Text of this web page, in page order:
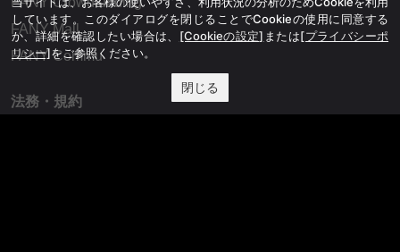
FANY Mall
FANY Commu
法務・規約
しています。このダイアログを閉じることでCookieの使用に同意する
か、詳細を確認したい場合は、 [Cookieの設定] または[プライバシーポ
リシー]をご参照ください。
閉じる